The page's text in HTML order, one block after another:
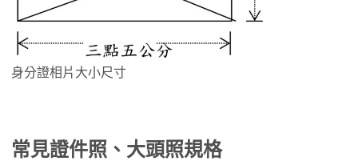
身分證相片大小尺寸
常見證件照、大頭照規格